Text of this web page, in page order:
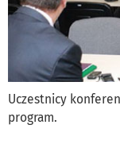
Uczestnicy
program.